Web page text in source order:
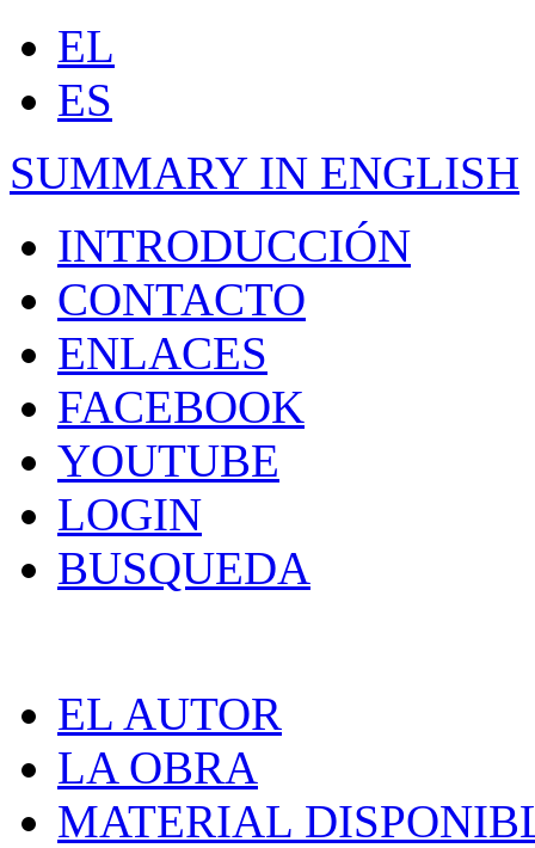
EL
ES
SUMMARY IN ENGLISH
INTRODUCCIÓN
CONTACTO
ENLACES
FACEBOOK
YOUTUBE
LOGIN
BUSQUEDA
EL AUTOR
LA OBRA
MATERIAL